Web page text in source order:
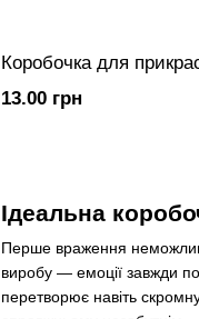
Ідеальна
Перше враження
виробу — емоції завжди
перетворює навіть
Коробочка для
13.00 грн